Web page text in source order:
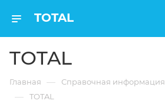
TOTAL
TOTAL
Главная — Справочная информация
— TOTAL